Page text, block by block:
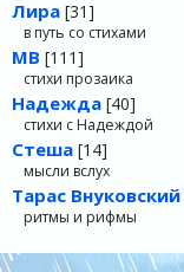
Лира [31]
в путь со стихами
МВ [111]
стихи прозаика
Надежда [40]
стихи с Надеждой
Стеша [14]
мысли вслух
Тарас Внуковский
ритмы и рифмы